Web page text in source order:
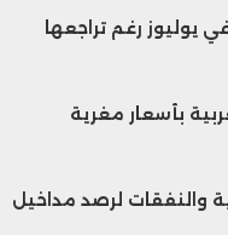
إضافة إلى
الاصطناعي في
المغربية تقفز 15.4% في يوليوز رغم تراجعها
بأسعار مغرية
والنفقات لرصد مداخيل